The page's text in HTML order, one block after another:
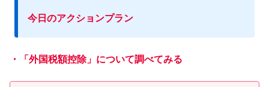
今日のアクションプラン
・「外国税額控除」について調べてみる